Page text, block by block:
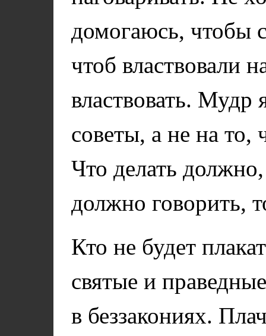
домогаюсь, чтобы
чтоб властвовали
властвовать. Мудр
советы, а не на то,
Что делать
должно говорить,
Кто не будет
святые и
в беззакониях.